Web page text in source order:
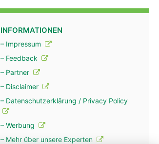
INFORMATIONEN
– Impressum
– Feedback
– Partner
– Disclaimer
– Datenschutzerklärung / Privacy Policy
– Werbung
– Mehr über unsere Experten